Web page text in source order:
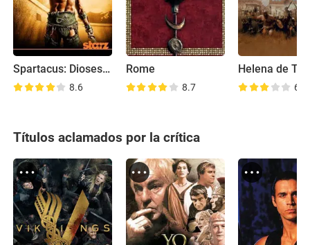
Spartacus: Dioses de la arena
8.6
Rome
8.7
Helena de
6.4
Títulos aclamados por la crítica